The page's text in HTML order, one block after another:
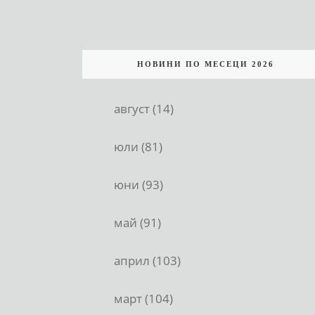
НОВИНИ ПО МЕСЕЦИ 2026
август (14)
юли (81)
юни (93)
май (91)
април (103)
март (104)